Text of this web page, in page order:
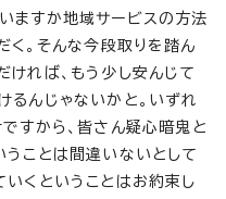
ますか地域サービスの方法
く。そんな今段取りを踏ん
れば、もう少し安んじて
るんじゃないかと。いずれ
すから、皆さん疑心暗鬼と
うことは間違いないとして
いくということはお約束し